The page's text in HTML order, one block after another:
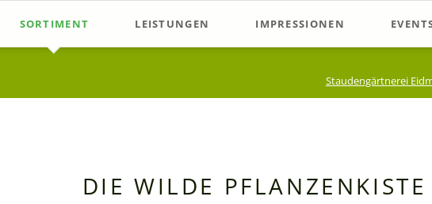
SORTIMENT LEISTUNGEN IMPRESSIONEN
Staudengärtnerei
DIE WILDE PFLANZENKISTE